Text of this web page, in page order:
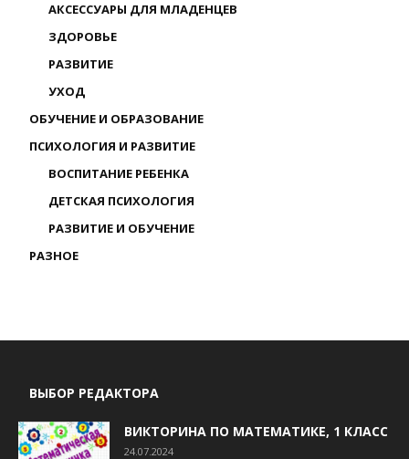
АКСЕССУАРЫ ДЛЯ МЛАДЕНЦЕВ
ЗДОРОВЬЕ
РАЗВИТИЕ
УХОД
ОБУЧЕНИЕ И ОБРАЗОВАНИЕ
ПСИХОЛОГИЯ И РАЗВИТИЕ
ВОСПИТАНИЕ РЕБЕНКА
ДЕТСКАЯ ПСИХОЛОГИЯ
РАЗВИТИЕ И ОБУЧЕНИЕ
РАЗНОЕ
ВЫБОР РЕДАКТОРА
ВИКТОРИНА ПО МАТЕМАТИКЕ, 1 КЛАСС
24.07.2024